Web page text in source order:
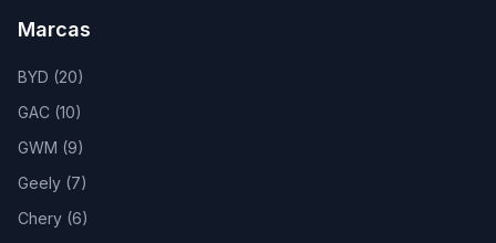
Marcas
BYD (20)
GAC (10)
GWM (9)
Geely (7)
Chery (6)